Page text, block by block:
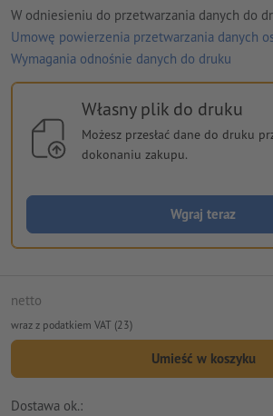
W odniesieniu do przetwarzania danych do
Umowę powierzenia przetwarzania danych
Wymagania odnośnie danych do druku
Własny plik do druku
Możesz przesłać dane do druku
dokonaniu zakupu.
Wgraj teraz
netto
wraz z podatkiem VAT (23)
Umieść w koszyku
Dostawa ok.: